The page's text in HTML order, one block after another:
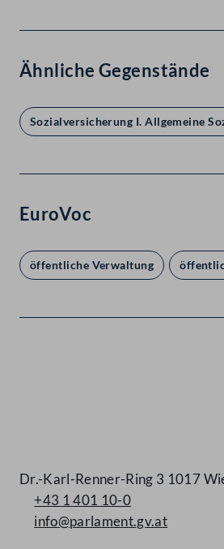
Ähnliche Gegenstände
Sozialversicherung I. Allgemeine
EuroVoc
öffentliche Verwaltung
Dr.-Karl-Renner-Ring 3 1017
+43 1 401 10-0
info@parlament.gv.at